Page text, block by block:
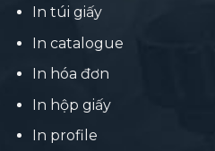
In túi giấy
In catalogue
In hóa đơn
In hộp giấy
In profile